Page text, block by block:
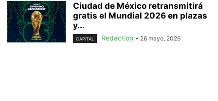
Ciudad de México retransmitirá
gratis el Mundial 2026 en plazas
y...
CAPITAL Redaction - 26 mayo, 2026